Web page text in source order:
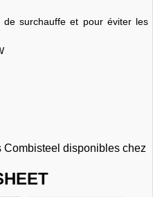
surchauffe et pour éviter les
Combisteel disponibles chez